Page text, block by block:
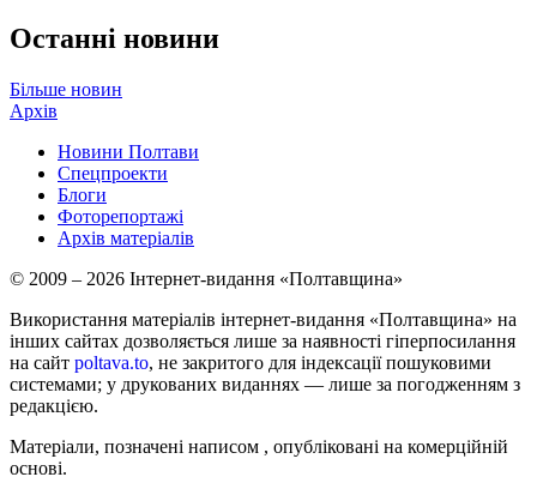
Останні новини
Більше новин
Архів
Новини Полтави
Спецпроекти
Блоги
Фоторепортажі
Архів матеріалів
© 2009 – 2026 Інтернет-видання «Полтавщина»
Використання матеріалів інтернет-видання «Полтавщина» на
інших сайтах дозволяється лише за наявності гіперпосилання
на сайт poltava.to, не закритого для індексації пошуковими
системами; у друкованих виданнях — лише за погодженням з
редакцією.
Матеріали, позначені написом , опубліковані на комерційній
основі.